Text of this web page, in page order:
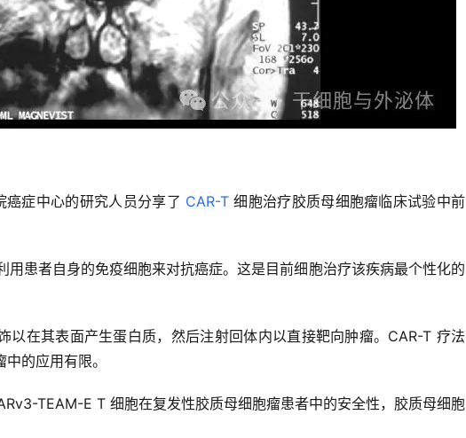
症中心的研究人员分享了 CAR-T 细胞治疗胶质母细胞瘤临床试验中前
用患者自身的免疫细胞来对抗癌症。这是目前细胞治疗该疾病最个性化的
以在其表面产生蛋白质，然后注射回体内以直接靶向肿瘤。CAR-T 疗法
的应用有限。
TEAM-E T 细胞在复发性胶质母细胞瘤患者中的安全性，胶质母细胞